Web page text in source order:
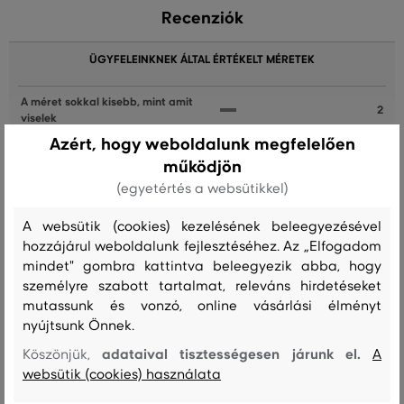
Recenziók
ÜGYFELEINKNEK ÁLTAL ÉRTÉKELT MÉRETEK
A méret sokkal kisebb, mint amit
viselek
2
A méret egy kicsit kisebb, mint
A méret megegyezik az általam
A méret egy kicsit nagyobb, mint
amit általában viselek
2
A méret sokkal nagyobb, mint
amit viselek
0
Azért, hogy weboldalunk megfelelően
működjön
(egyetértés a websütikkel)
A websütik (cookies) kezelésének beleegyezésével
hozzájárul weboldalunk fejlesztéséhez. Az „Elfogadom
mindet" gombra kattintva beleegyezik abba, hogy
személyre szabott tartalmat, releváns hirdetéseket
mutassunk és vonzó, online vásárlási élményt
nyújtsunk Önnek.
Köszönjük,adataival tisztességesen járunk el.A
websütik (cookies) használata